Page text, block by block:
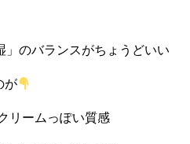
」のバランスがちょうどいい
が
リームっぽい質感